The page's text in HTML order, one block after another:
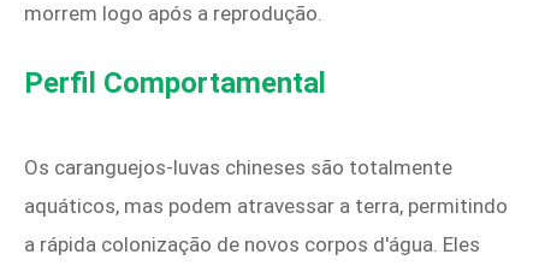
morrem logo após a reprodução.
Perfil Comportamental
Os caranguejos-luvas chineses são totalmente
aquáticos, mas podem atravessar a terra, permitindo
a rápida colonização de novos corpos d'água. Eles